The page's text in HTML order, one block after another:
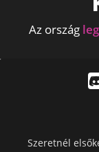
Az ország
Szeretnél